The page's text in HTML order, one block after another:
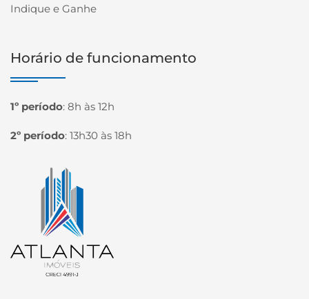
Indique e Ganhe
Horário de funcionamento
1º período: 8h às 12h
2º período: 13h30 às 18h
Página inicial